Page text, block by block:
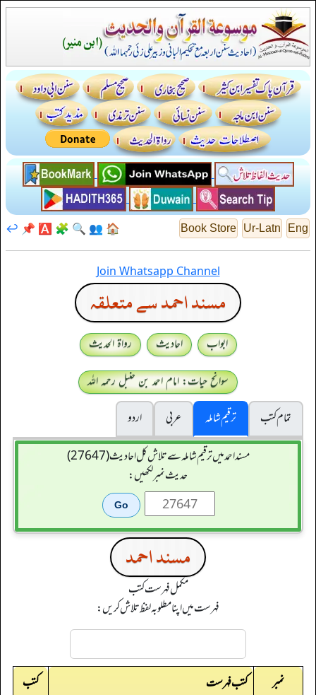
Eng
Ur-Latn
Book Store
🏠
👥
🔍
🧩
🅰️
📌
↩️
Join Whatsapp Channel
مسند احمد سے متعلقہ
ابواب احادیث
رواۃ الحدیث
سوانح حیات: امام احمد بن حنبل رحمہ اللہ
تمام کتب
ترقیم شاملہ عربی
اردو
مسند احمد میں ترقیم شاملہ سے تلاش کل احادیث (27647)
حدیث نمبر لکھیں:
مسند احمد
مکمل فہرست کتب
فہرست میں اپنا مطلوبہ لفظ تلاش کریں:
نمبر کتب فہرست کتب